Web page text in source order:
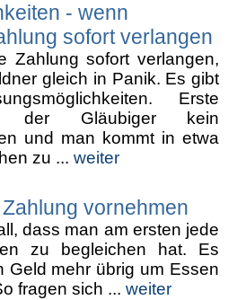
- wenn
sofort verlangen
Zahlung sofort verlangen,
gleich in Panik. Es gibt
Erste
der Gläubiger kein
und man kommt in etwa
zu ... weiter
vornehmen
dass man am ersten jede
zu begleichen hat. Es
Geld mehr übrig um Essen
fragen sich ... weiter